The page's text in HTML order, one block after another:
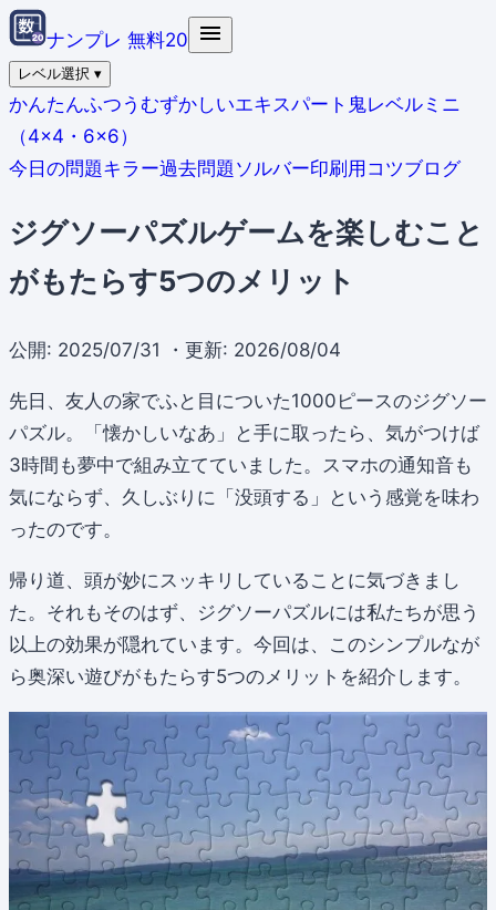
ナンプレ 無料20
レベル選択 ▾
かんたんふつう むずかしいエキスパート 鬼レベル ミニ
（4×4・6×6）
今日の問題キラー過去問題 ソルバー印刷用 コツブログ
ジグソーパズルゲームを楽しむこと
がもたらす5つのメリット
公開: 2025/07/31 ・更新: 2026/08/04
先日、友人の家でふと目についた1000ピースのジグソー
パズル。「懐かしいなあ」と手に取ったら、気がつけば
3時間も夢中で組み立てていました。スマホの通知音も
気にならず、久しぶりに「没頭する」という感覚を味わ
ったのです。
帰り道、頭が妙にスッキリしていることに気づきまし
た。それもそのはず、ジグソーパズルには私たちが思う
以上の効果が隠れています。今回は、このシンプルなが
ら奥深い遊びがもたらす5つのメリットを紹介します。